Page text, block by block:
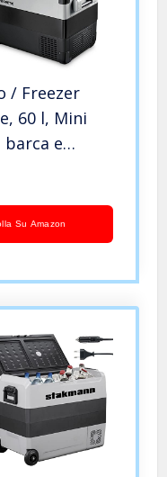
/ Freezer
60 l, Mini
e
Su Amazon